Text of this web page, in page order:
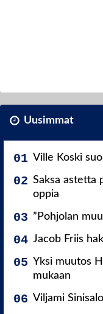
Uusimmat
Ville Koski
Saksa astetta
oppia
”Pohjolan
Jacob Friis
Yksi muutos
mukaan
Viljami